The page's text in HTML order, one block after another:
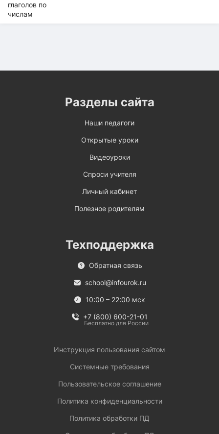
Разделы сайта
Наши педагоги
Открытые уроки
Видеоуроки
Спроси учителя
Личный кабинет
Полезное родителям
Техподдержка
Обратная связь
school@infourok.ru
10:00 – 22:00 мск
+7 (800) 600-21-01
Бесплатно для России
Инструкция пользования сайтом
Системные требования
Пользовательское соглашение
Политика конфиденциальности
Политика обработки ПД